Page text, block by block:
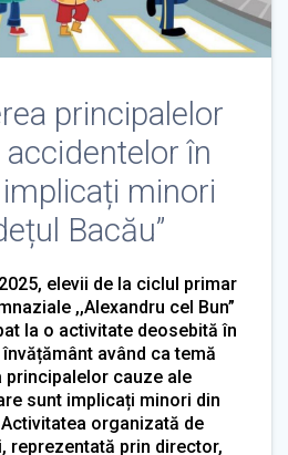
principalelor
accidentelor în
minori
Bacău”
elevii de la ciclul primar
,,Alexandru cel Bun”
la o activitate deosebită în
având ca temă
principalelor cauze ale
sunt implicați minori din
Activitatea organizată de
reprezentată prin director,